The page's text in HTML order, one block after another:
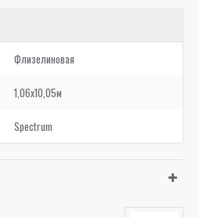
Флизелиновая
1,06x10,05м
Spectrum